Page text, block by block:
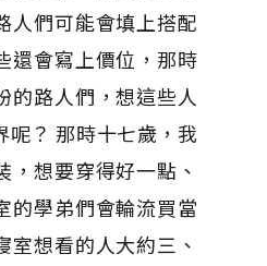
人們可能會填上搭配
還會寫上價位，那時
的路人們，想這些人
呢？ 那時十七歲，我
，想要穿得好一點、
的學弟們會輪流買當
室想看的人大約三、